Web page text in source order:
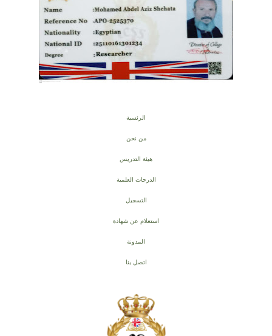
الرئسية
من نحن
هيئة التدريس
الدرجات العلمية
التسجيل
استعلام عن شهادة
المدونة
اتصل بنا